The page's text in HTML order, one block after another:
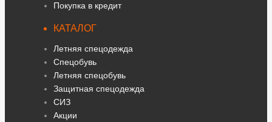
Покупка в кредит
КАТАЛОГ
Летняя спецодежда
Спецобувь
Летняя спецобувь
Защитная спецодежда
СИЗ
Акции